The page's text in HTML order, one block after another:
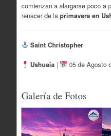
comienzan a alargarse poco a
renacer de la primavera en
Saint Christopher
Ushuaia | 05 de Agosto
Galería de Fotos